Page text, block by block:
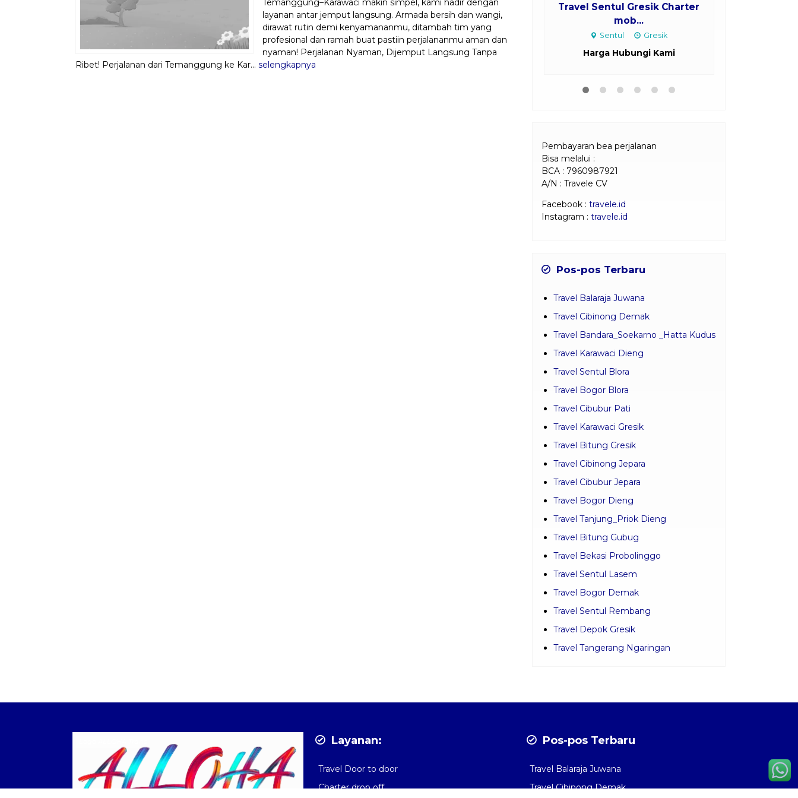
Temanggung–Karawaci makin simpel, kami hadir dengan
layanan antar jemput langsung. Armada bersih dan wangi,
dirawat rutin demi kenyamananmu, ditambah tim yang
profesional dan ramah buat pastiin perjalananmu aman dan
nyaman! Perjalanan Nyaman, Dijemput Langsung Tanpa
Ribet! Perjalanan dari Temanggung ke Kar... selengkapnya
Travel Sentul Gresik Charter
mob...
Sentul Gresik
Harga Hubungi Kami
Pembayaran bea perjalanan
Bisa melalui :
BCA : 7960987921
A/N : Travele CV
Facebook : travele.id
Instagram : travele.id
Pos-pos Terbaru
Travel Balaraja Juwana
Travel Cibinong Demak
Travel Bandara_Soekarno _Hatta Kudus
Travel Karawaci Dieng
Travel Sentul Blora
Travel Bogor Blora
Travel Cibubur Pati
Travel Karawaci Gresik
Travel Bitung Gresik
Travel Cibinong Jepara
Travel Cibubur Jepara
Travel Bogor Dieng
Travel Tanjung_Priok Dieng
Travel Bitung Gubug
Travel Bekasi Probolinggo
Travel Sentul Lasem
Travel Bogor Demak
Travel Sentul Rembang
Travel Depok Gresik
Travel Tangerang Ngaringan
Layanan:
Travel Door to door
Charter drop off
Pos-pos Terbaru
Travel Balaraja Juwana
Travel Cibinong Demak